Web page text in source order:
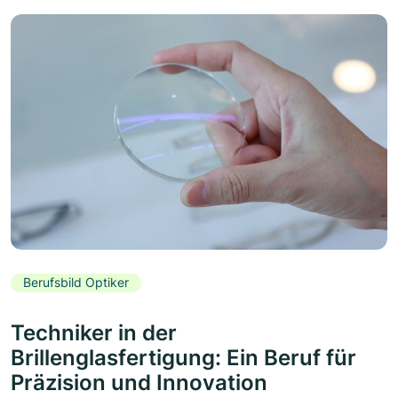
Berufsbild Optiker
Techniker in der
Brillenglasfertigung: Ein Beruf für
Präzision und Innovation